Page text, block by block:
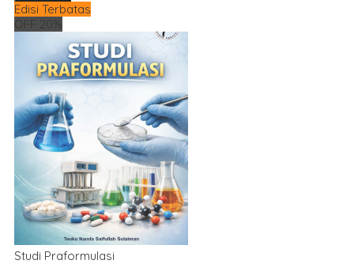
Edisi Terbatas
OFF 20%
Studi Praformulasi